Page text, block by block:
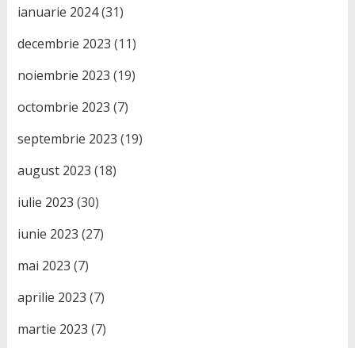
ianuarie 2024(31)
decembrie 2023 (11)
noiembrie 2023 (19)
octombrie 2023 (7)
septembrie 2023 (19)
august 2023 (18)
iulie 2023 (30)
iunie 2023 (27)
mai 2023 (7)
aprilie 2023 (7)
martie 2023 (7)